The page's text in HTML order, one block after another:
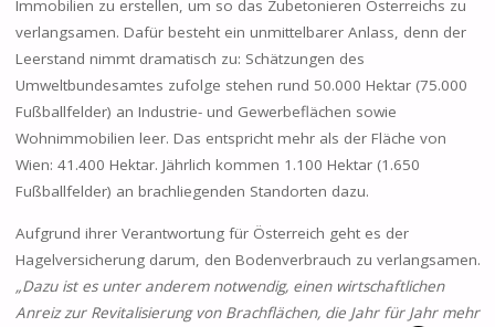
Immobilien zu erstellen, um so das Zubetonieren Österreichs zu
verlangsamen. Dafür besteht ein unmittelbarer Anlass, denn der
Leerstand nimmt dramatisch zu: Schätzungen des
Umweltbundesamtes zufolge stehen rund 50.000 Hektar (75.000
Fußballfelder) an Industrie- und Gewerbeflächen sowie
Wohnimmobilien leer. Das entspricht mehr als der Fläche von
Wien: 41.400 Hektar. Jährlich kommen 1.100 Hektar (1.650
Fußballfelder) an brachliegenden Standorten dazu.
Aufgrund ihrer Verantwortung für Österreich geht es der
Hagelversicherung darum, den Bodenverbrauch zu verlangsamen.
„Dazu ist es unter anderem notwendig, einen wirtschaftlichen
Anreiz zur Revitalisierung von Brachflächen, die Jahr für Jahr mehr